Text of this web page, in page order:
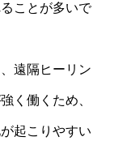
ことが多いで
遠隔ヒーリン
く働くため、
起こりやすい